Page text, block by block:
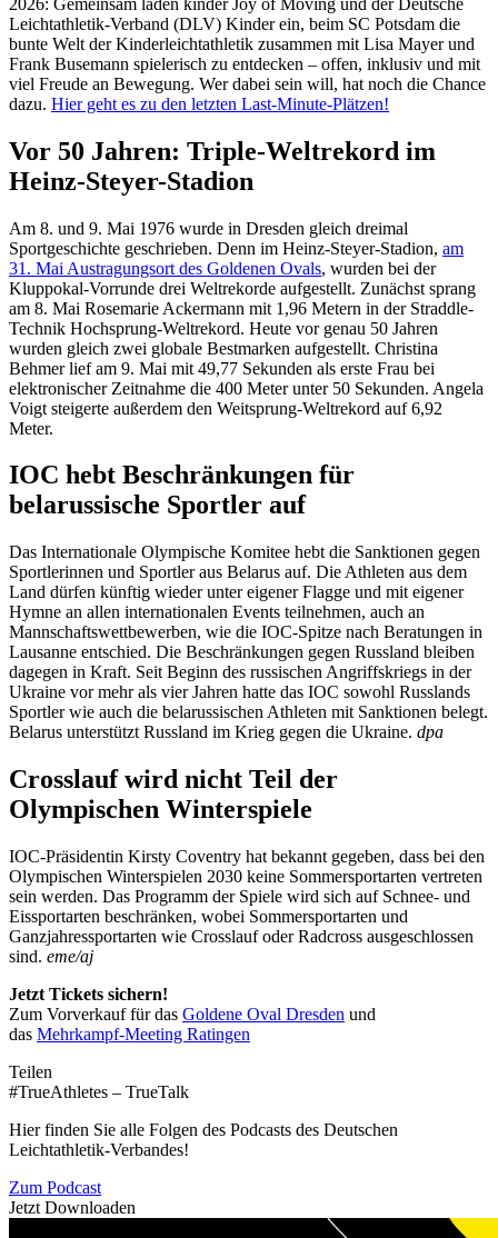
Leichtathletik-Verband (DLV) Kinder ein, beim SC Potsdam die
bunte Welt der Kinderleichtathletik zusammen mit Lisa Mayer und
Frank Busemann spielerisch zu entdecken – offen, inklusiv und mit
viel Freude an Bewegung. Wer dabei sein will, hat noch die Chance
dazu. Hier geht es zu den letzten Last-Minute-Plätzen!
Vor 50 Jahren: Triple-Weltrekord im
Heinz-Steyer-Stadion
Am 8. und 9. Mai 1976 wurde in Dresden gleich dreimal
Sportgeschichte geschrieben. Denn im Heinz-Steyer-Stadion, am
31. Mai Austragungsort des Goldenen Ovals, wurden bei der
Kluppokal-Vorrunde drei Weltrekorde aufgestellt. Zunächst sprang
am 8. Mai Rosemarie Ackermann mit 1,96 Metern in der Straddle-
Technik Hochsprung-Weltrekord. Heute vor genau 50 Jahren
wurden gleich zwei globale Bestmarken aufgestellt. Christina
Behmer lief am 9. Mai mit 49,77 Sekunden als erste Frau bei
elektronischer Zeitnahme die 400 Meter unter 50 Sekunden. Angela
Voigt steigerte außerdem den Weitsprung-Weltrekord auf 6,92
Meter.
IOC hebt Beschränkungen für
belarussische Sportler auf
Das Internationale Olympische Komitee hebt die Sanktionen gegen
Sportlerinnen und Sportler aus Belarus auf. Die Athleten aus dem
Land dürfen künftig wieder unter eigener Flagge und mit eigener
Hymne an allen internationalen Events teilnehmen, auch an
Mannschaftswettbewerben, wie die IOC-Spitze nach Beratungen in
Lausanne entschied. Die Beschränkungen gegen Russland bleiben
dagegen in Kraft. Seit Beginn des russischen Angriffskriegs in der
Ukraine vor mehr als vier Jahren hatte das IOC sowohl Russlands
Sportler wie auch die belarussischen Athleten mit Sanktionen belegt.
Belarus unterstützt Russland im Krieg gegen die Ukraine. dpa
Crosslauf wird nicht Teil der
Olympischen Winterspiele
IOC-Präsidentin Kirsty Coventry hat bekannt gegeben, dass bei den
Olympischen Winterspielen 2030 keine Sommersportarten vertreten
sein werden. Das Programm der Spiele wird sich auf Schnee- und
Eissportarten beschränken, wobei Sommersportarten und
Ganzjahressportarten wie Crosslauf oder Radcross ausgeschlossen
sind. eme/aj
Jetzt Tickets sichern!
Zum Vorverkauf für das Goldene Oval Dresden und
das Mehrkampf-Meeting Ratingen
Teilen
#TrueAthletes – TrueTalk
Hier finden Sie alle Folgen des Podcasts des Deutschen
Leichtathletik-Verbandes!
Zum Podcast
Jetzt Downloaden